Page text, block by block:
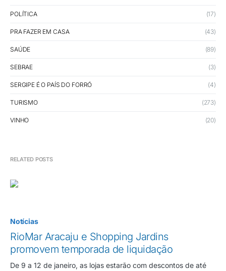
POLÍTICA (17)
PRA FAZER EM CASA (43)
SAÚDE (89)
SEBRAE (3)
SERGIPE É O PAÍS DO FORRÓ (4)
TURISMO (273)
VINHO (20)
RELATED POSTS
Notícias
RioMar Aracaju e Shopping Jardins
promovem temporada de liquidação
De 9 a 12 de janeiro, as lojas estarão com descontos de até